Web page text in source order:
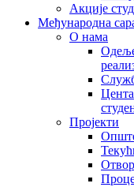
Акције
Међународна
О нама
Пројекти